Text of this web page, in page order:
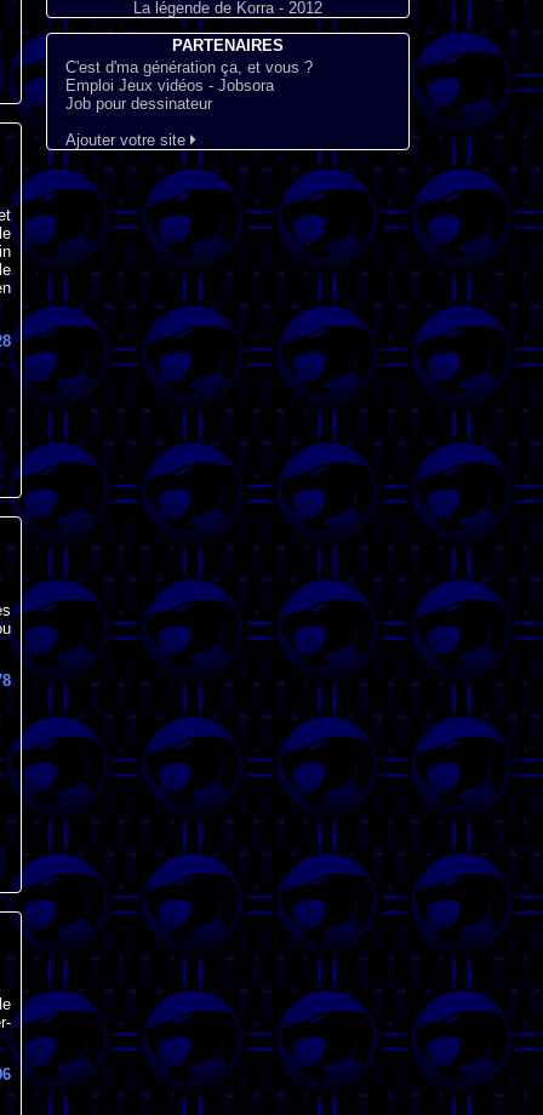
La légende de Korra - 2012
PARTENAIRES
C'est d'ma génération ça, et vous ?
Emploi Jeux vidéos - Jobsora
Job pour dessinateur
Ajouter votre site